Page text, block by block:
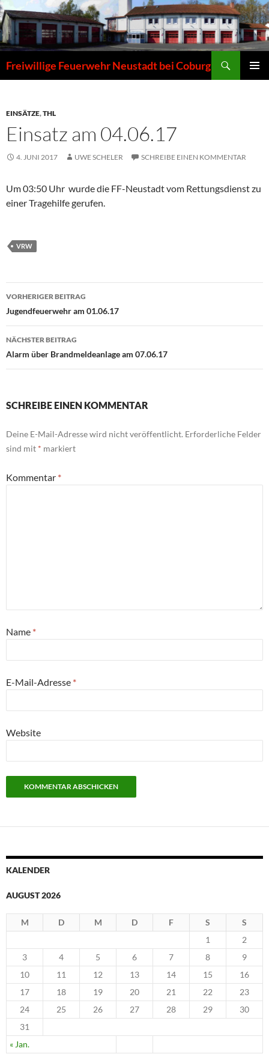
Zum
Inhalt
springen
Freiwillige Feuerwehr Neustadt bei Coburg
EINSÄTZE,THL
Einsatz am 04.06.17
4. JUNI 2017 UWE SCHELER SCHREIBE EINEN KOMMENTAR
Um 03:50 Uhr wurde die FF-Neustadt vom Rettungsdienst zu
einer Tragehilfe gerufen.
VRW
Beitragsnavigation
VORHERIGER BEITRAG
Jugendfeuerwehr am 01.06.17
NÄCHSTER BEITRAG
Alarm über Brandmeldeanlage am 07.06.17
SCHREIBE EINEN KOMMENTAR
Deine E-Mail-Adresse wird nicht veröffentlicht. Erforderliche Felder
sind mit * markiert
Kommentar *
Name *
E-Mail-Adresse *
Website
KALENDER
AUGUST 2026
M D M D F S S
« Jan.
1
2
3
4 5 6 7 8
9
10
11 12 13 14 15
16
17
18 19 20 21 22
23
24
25 26 27 28 29
30
31